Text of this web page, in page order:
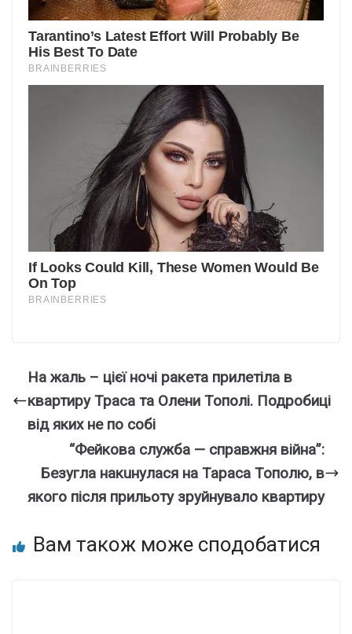
На жаль – цієї ночі ракета прилетіла в
квартиру Траса та Олени Тополі. Подробиці
від яких не по собі
“Фейкова служба — справжня війна”:
Безугла накuнулася на Тараса Тополю, в
якого після прильоту зруйнувало квартиру
Вам також може сподобатися